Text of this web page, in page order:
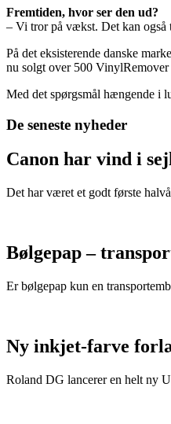
Fremtiden, hvor ser den ud?
– Vi tror på vækst. Det kan også
På det eksisterende danske
nu solgt over 500 VinylRemover
Med det spørgsmål hængende i
De seneste nyheder
Canon har vind i
Det har været et godt første
Bølgepap –
Er bølgepap kun en
Ny inkjet-farve
Roland DG lancerer en helt ny